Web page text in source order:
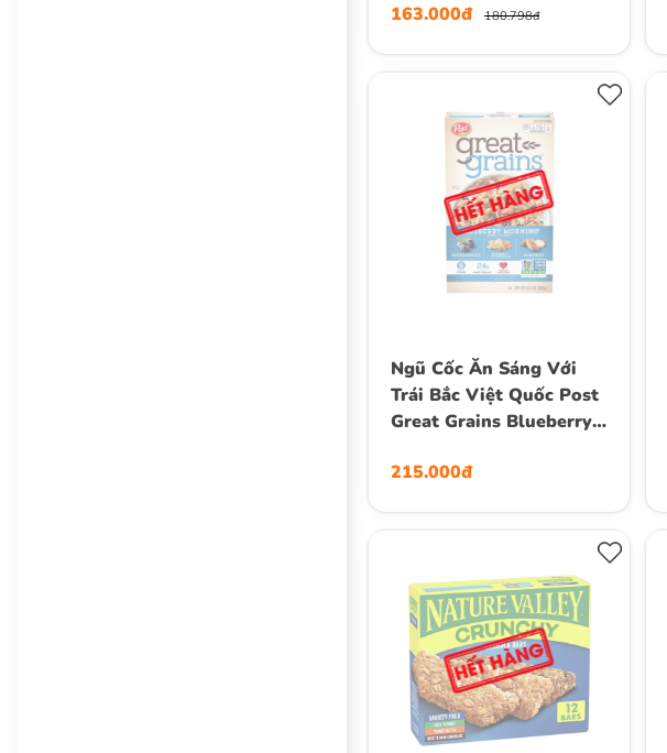
Thanh x 35g
163.000đ 180.798đ
Ngũ Cốc Ăn Sáng Với
Trái Bắc Việt Quốc Post
Great Grains Blueberry
Cereal, Hộp 382g (13.5
215.000đ